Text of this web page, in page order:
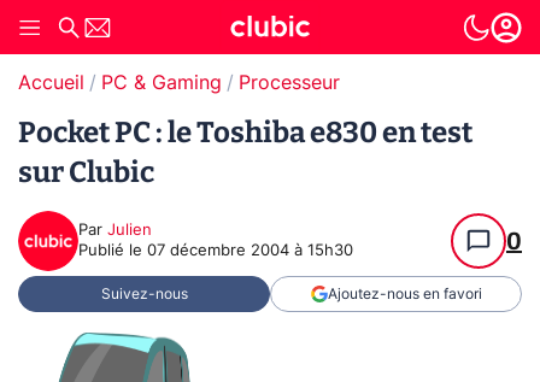
Accueil PC & Gaming Processeur
Pocket PC : le Toshiba e830 en test
sur Clubic
Par Julien
Publié le 07 décembre 2004 à 15h30 0
Suivez-nous Ajoutez-nous en favori